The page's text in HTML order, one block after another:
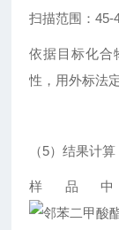
扫描范围：45-
依据目标化合
性，用外标法定
（5）结果计算
样品中